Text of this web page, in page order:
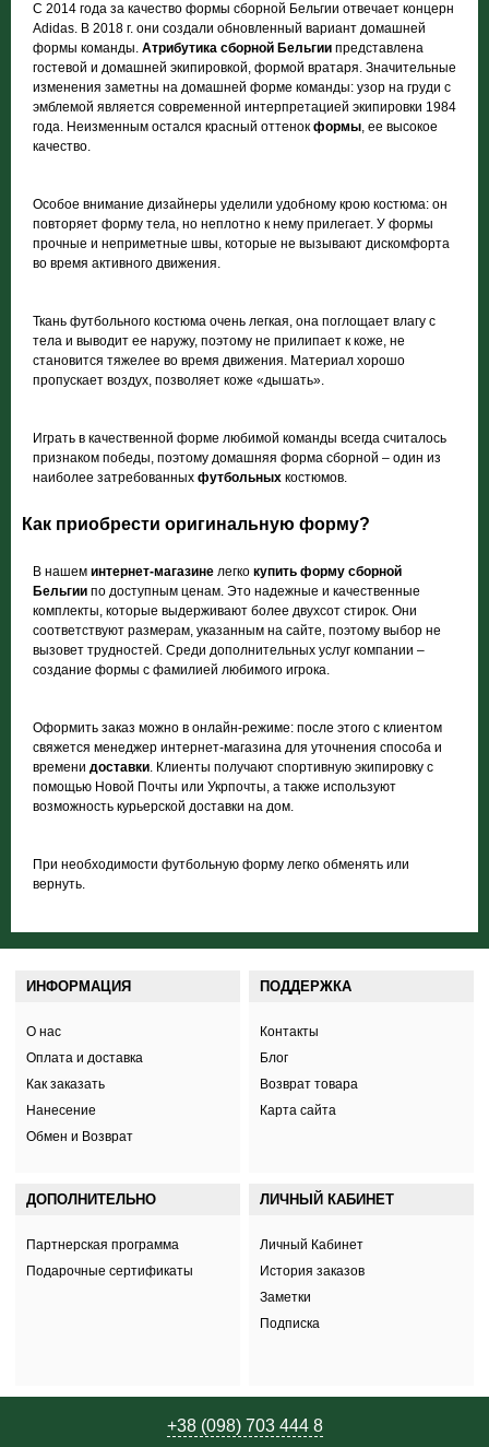
С 2014 года за качество формы сборной Бельгии отвечает концерн
Adidas. В 2018 г. они создали обновленный вариант домашней
формы команды. Атрибутика сборной Бельгии представлена
гостевой и домашней экипировкой, формой вратаря. Значительные
изменения заметны на домашней форме команды: узор на груди с
эмблемой является современной интерпретацией экипировки 1984
года. Неизменным остался красный оттенок формы, ее высокое
качество.
Особое внимание дизайнеры уделили удобному крою костюма: он
повторяет форму тела, но неплотно к нему прилегает. У формы
прочные и неприметные швы, которые не вызывают дискомфорта
во время активного движения.
Ткань футбольного костюма очень легкая, она поглощает влагу с
тела и выводит ее наружу, поэтому не прилипает к коже, не
становится тяжелее во время движения. Материал хорошо
пропускает воздух, позволяет коже «дышать».
Играть в качественной форме любимой команды всегда считалось
признаком победы, поэтому домашняя форма сборной – один из
наиболее затребованных футбольных костюмов.
Как приобрести оригинальную форму?
В нашем интернет-магазине легко купить форму сборной
Бельгии по доступным ценам. Это надежные и качественные
комплекты, которые выдерживают более двухсот стирок. Они
соответствуют размерам, указанным на сайте, поэтому выбор не
вызовет трудностей. Среди дополнительных услуг компании –
создание формы с фамилией любимого игрока.
Оформить заказ можно в онлайн-режиме: после этого с клиентом
свяжется менеджер интернет-магазина для уточнения способа и
времени доставки. Клиенты получают спортивную экипировку с
помощью Новой Почты или Укрпочты, а также используют
возможность курьерской доставки на дом.
При необходимости футбольную форму легко обменять или
вернуть.
ИНФОРМАЦИЯ
О нас
Оплата и доставка
Как заказать
Нанесение
Обмен и Возврат
ПОДДЕРЖКА
Контакты
Блог
Возврат товара
Карта сайта
ДОПОЛНИТЕЛЬНО
Партнерская программа
Подарочные сертификаты
ЛИЧНЫЙ КАБИНЕТ
Личный Кабинет
История заказов
Заметки
Подписка
+38 (098) 703 444 8